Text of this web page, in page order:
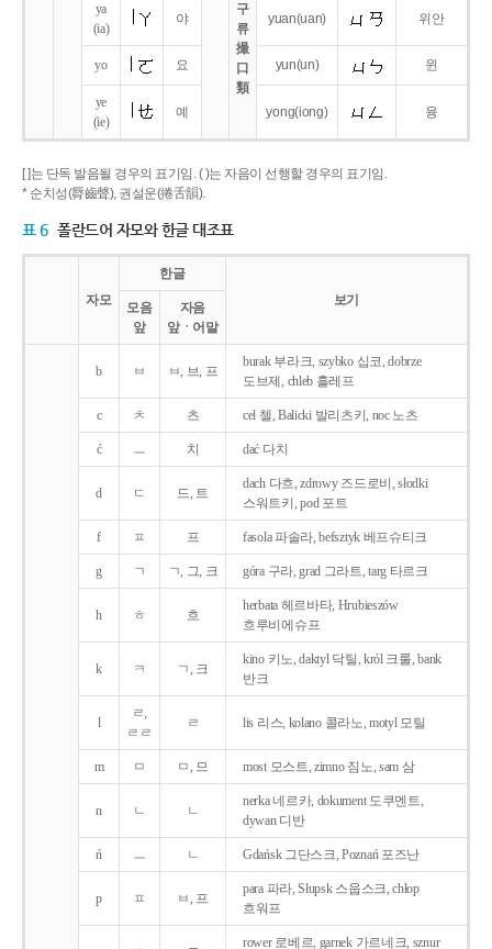
구
류
撮
口
類
ya
(ia)
야 yuan(uan) 위안
yo 요 yun(un) 윈
ye
(ie)
예 yong(iong) 융
[ ]는 단독 발음될 경우의 표기임. ( )는 자음이 선행할 경우의 표기임.
* 순치성(脣齒聲), 권설운(捲舌韻).
표 6 폴란드어 자모와 한글 대조표
자모
한글
보기
모음
앞
자음
앞ㆍ어말
b ㅂ ㅂ, 브, 프
burak 부라크, szybko 십코, dobrze
도브제, chleb 흘레프
c ㅊ 츠 cel 첼, Balicki 발리츠키, noc 노츠
ć ㅡ 치 dać 다치
d ㄷ 드, 트
dach 다흐, zdrowy 즈드로비, słodki
스워트키, pod 포트
f ㅍ 프 fasola 파솔라, befsztyk 베프슈티크
g ㄱ ㄱ, 그, 크 góra 구라, grad 그라트, targ 타르크
h ㅎ 흐
herbata 헤르바타, Hrubieszów
흐루비에슈프
k ㅋ ㄱ, 크
kino 키노, daktyl 닥틸, król 크룰, bank
반크
l
ㄹ,
ㄹㄹ
ㄹ lis 리스, kolano 콜라노, motyl 모틸
m ㅁ ㅁ, 므 most 모스트, zimno 짐노, sam 삼
n ㄴ ㄴ
nerka 네르카, dokument 도쿠멘트,
dywan 디반
ń ㅡ ㄴ Gdańsk 그단스크, Poznań 포즈난
p ㅍ ㅂ, 프
para 파라, Słupsk 스웁스크, chłop
흐워프
rower 로베르, garnek 가르네크, sznur